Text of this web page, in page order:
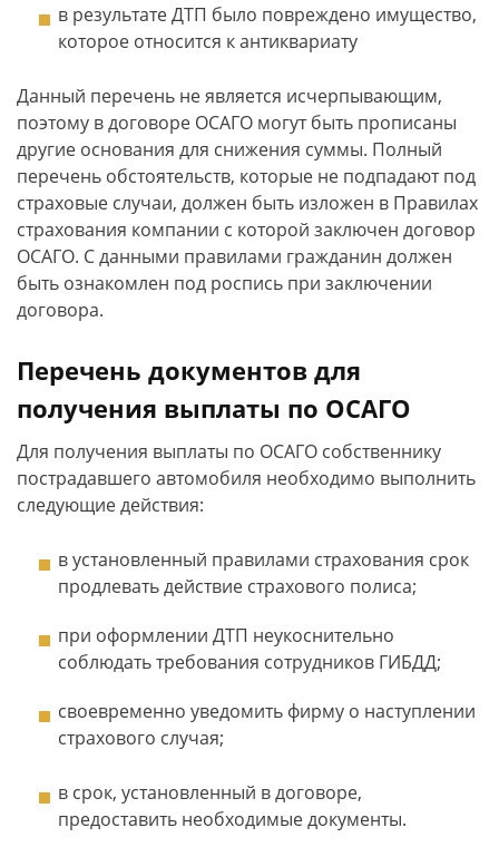
в результате ДТП было повреждено имущество,
которое относится к антиквариату
Данный перечень не является исчерпывающим,
поэтому в договоре ОСАГО могут быть прописаны
другие основания для снижения суммы. Полный
перечень обстоятельств, которые не подпадают под
страховые случаи, должен быть изложен в Правилах
страхования компании с которой заключен договор
ОСАГО. С данными правилами гражданин должен
быть ознакомлен под роспись при заключении
договора.
Перечень документов для
получения выплаты по ОСАГО
Для получения выплаты по ОСАГО собственнику
пострадавшего автомобиля необходимо выполнить
следующие действия:
в установленный правилами страхования срок
продлевать действие страхового полиса;
при оформлении ДТП неукоснительно
соблюдать требования сотрудников ГИБДД;
своевременно уведомить фирму о наступлении
страхового случая;
в срок, установленный в договоре,
предоставить необходимые документы.